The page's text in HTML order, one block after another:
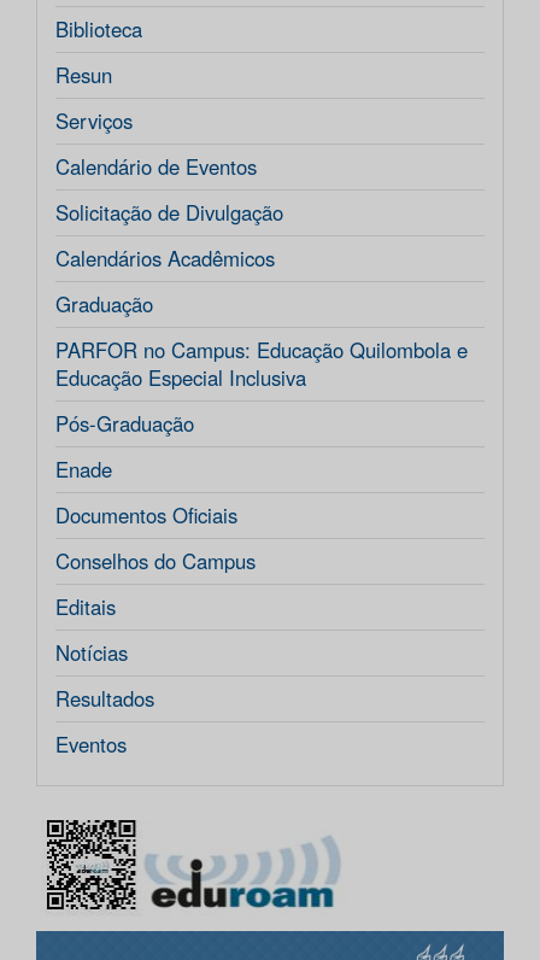
Biblioteca
Resun
Serviços
Calendário de Eventos
Solicitação de Divulgação
Calendários Acadêmicos
Graduação
PARFOR no Campus: Educação Quilombola e
Educação Especial Inclusiva
Pós-Graduação
Enade
Documentos Oficiais
Conselhos do Campus
Editais
Notícias
Resultados
Eventos